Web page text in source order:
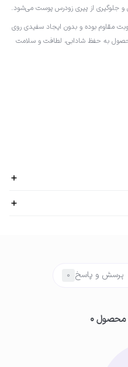
و جلوگیری از پیری زودرس پوست می‌شود.
مقاوم بوده و بدون ایجاد سفیدی روی
به حفظ شادابی، لطافت و سلامت
تکان دهید تا ترکیبات آن کاملاً
پرسش و پاسخ 0
محصول 0